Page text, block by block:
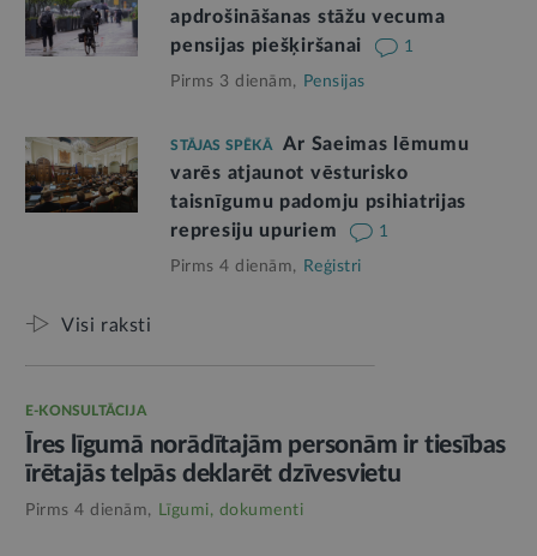
apdrošināšanas stāžu vecuma
pensijas piešķiršanai
1
Pirms 3 dienām, Pensijas
STĀJAS SPĒKĀ
Ar Saeimas lēmumu
varēs atjaunot vēsturisko
taisnīgumu padomju psihiatrijas
represiju upuriem
1
Pirms 4 dienām, Reģistri
Visi raksti
E-KONSULTĀCIJA
Īres līgumā norādītajām personām ir tiesības
īrētajās telpās deklarēt dzīvesvietu
Pirms 4 dienām, Līgumi, dokumenti